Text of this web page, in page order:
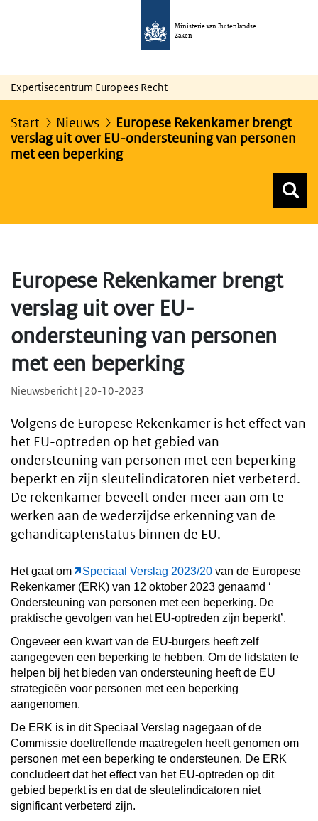
Ministerie van Buitenlandse
Zaken
Expertisecentrum Europees Recht
Start Nieuws
Europese Rekenkamer brengt
verslag uit over EU-ondersteuning van personen
met een beperking
Europese Rekenkamer brengt
verslag uit over EU-
ondersteuning van personen
met een beperking
Nieuwsbericht | 20-10-2023
Volgens de Europese Rekenkamer is het effect van
het EU-optreden op het gebied van
ondersteuning van personen met een beperking
beperkt en zijn sleutelindicatoren niet verbeterd.
De rekenkamer beveelt onder meer aan om te
werken aan de wederzijdse erkenning van de
gehandicaptenstatus binnen de EU.
Het gaat om Speciaal Verslag 2023/20 van de Europese
Rekenkamer (ERK) van 12 oktober 2023 genaamd ‘
Ondersteuning van personen met een beperking. De
praktische gevolgen van het EU-optreden zijn beperkt’.
Ongeveer een kwart van de EU-burgers heeft zelf
aangegeven een beperking te hebben. Om de lidstaten te
helpen bij het bieden van ondersteuning heeft de EU
strategieën voor personen met een beperking
aangenomen.
De ERK is in dit Speciaal Verslag nagegaan of de
Commissie doeltreffende maatregelen heeft genomen om
personen met een beperking te ondersteunen. De ERK
concludeert dat het effect van het EU-optreden op dit
gebied beperkt is en dat de sleutelindicatoren niet
significant verbeterd zijn.